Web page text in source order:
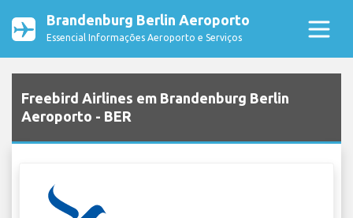
Brandenburg Berlin Aeroporto
Essencial Informações Aeroporto e Serviços
Freebird Airlines em Brandenburg Berlin
Aeroporto - BER